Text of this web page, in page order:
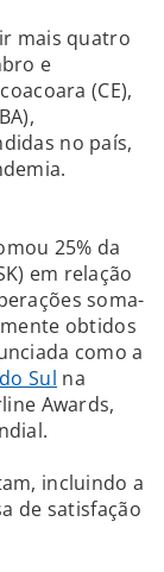
mais quatro
e
(CE),
no país,
25% da
em relação
soma-
obtidos
como a
Sul na
Awards,
incluindo a
de satisfação